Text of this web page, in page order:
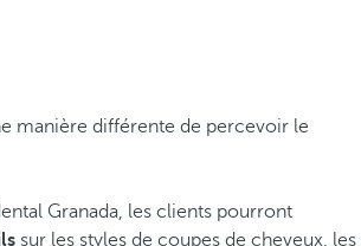
manière différente de percevoir le
Granada, les clients pourront
sur les styles de coupes de cheveux, les